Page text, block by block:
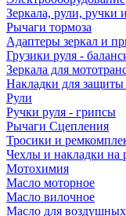
Зеркала, рули, ручки
Рычаги тормоза
Адаптеры зеркал и
Грузики руля -
Зеркала для
Накладки для защиты
Рули
Ручки руля - грипсы
Рычаги Сцепления
Тросики и
Чехлы и накладки на
Мотохимия
Масло моторное
Масло вилочное
Масло для